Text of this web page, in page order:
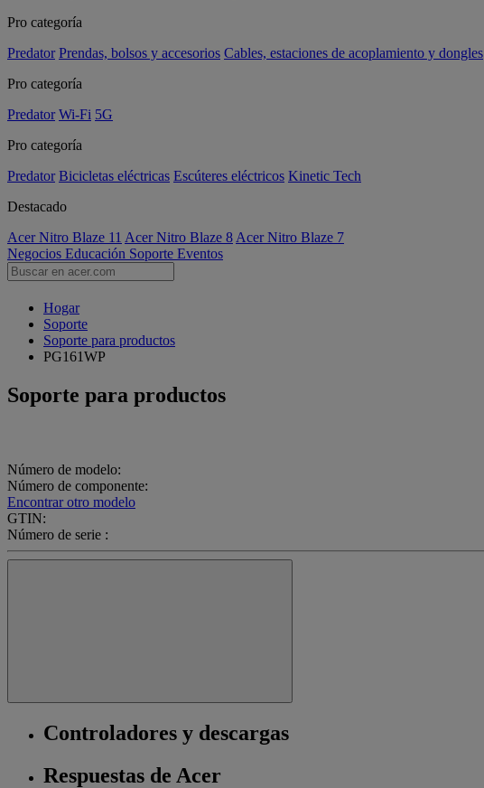
Pro categoría
Predator Prendas, bolsos y accesorios Cables, estaciones de acoplamiento y dongles
Pro categoría
Predator Wi-Fi 5G
Pro categoría
Predator Bicicletas eléctricas Escúteres eléctricos Kinetic Tech
Destacado
Acer Nitro Blaze 11 Acer Nitro Blaze 8 Acer Nitro Blaze 7
Negocios Educación Soporte Eventos
Hogar
Soporte
Soporte para productos
PG161WP
Soporte para productos
Número de modelo:
Número de componente:
Encontrar otro modelo
GTIN:
Número de serie :
Controladores y descargas
Respuestas de Acer